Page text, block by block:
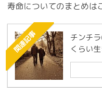
寿命についてのまとめは
関連記事
チンチ
くらい